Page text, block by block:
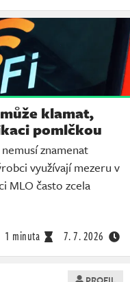
klamat,
pomlčkou
znamenat
využívají mezeru v
MLO často zcela
1 minuta 7. 7. 2026